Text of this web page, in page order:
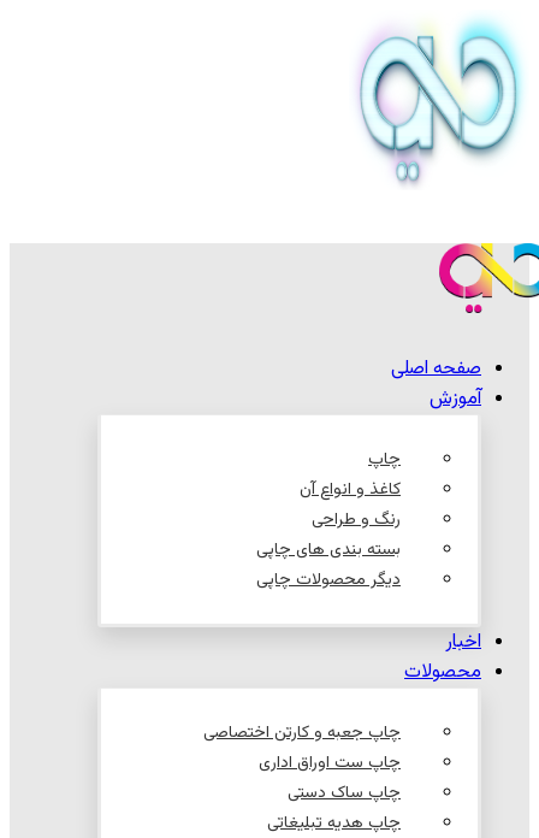
صفحه اصلی
آموزش
چاپ
کاغذ و انواع آن
رنگ و طراحی
بسته بندی های چاپی
دیگر محصولات چاپی
اخبار
محصولات
چاپ جعبه و کارتن اختصاصی
چاپ ست اوراق اداری
چاپ ساک دستی
چاپ هدیه تبلیغاتی